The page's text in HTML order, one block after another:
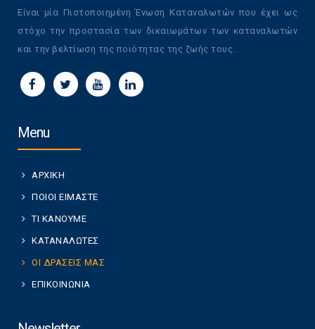
Είναι μία Πιστοποιημένη Ένωση Καταναλωτών που έχει ως
στόχο την προστασία των δικαιωμάτων των καταναλωτών
και την βελτίωση της ποιότητας της ζωής τους.
Menu
ΑΡΧΙΚΗ
ΠΟΙΟΙ ΕΙΜΑΣΤΕ
ΤΙ ΚΑΝΟΥΜΕ
ΚΑΤΑΝΑΛΩΤΕΣ
ΟΙ ΔΡΑΣΕΙΣ ΜΑΣ
ΕΠΙΚΟΙΝΩΝΙΑ